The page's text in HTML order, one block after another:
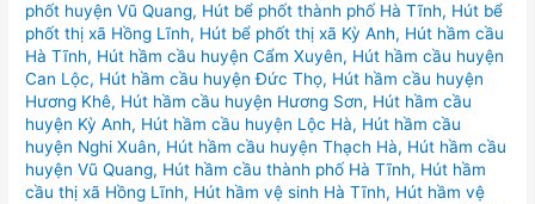
phốt huyện Vũ Quang, Hút bể phốt thành phố Hà Tĩnh, Hút bể
phốt thị xã Hồng Lĩnh, Hút bể phốt thị xã Kỳ Anh, Hút hầm cầu
Hà Tĩnh, Hút hầm cầu huyện Cẩm Xuyên, Hút hầm cầu huyện
Can Lộc, Hút hầm cầu huyện Đức Thọ, Hút hầm cầu huyện
Hương Khê, Hút hầm cầu huyện Hương Sơn, Hút hầm cầu
huyện Kỳ Anh, Hút hầm cầu huyện Lộc Hà, Hút hầm cầu
huyện Nghi Xuân, Hút hầm cầu huyện Thạch Hà, Hút hầm cầu
huyện Vũ Quang, Hút hầm cầu thành phố Hà Tĩnh, Hút hầm
cầu thị xã Hồng Lĩnh, Hút hầm vệ sinh Hà Tĩnh, Hút hầm vệ